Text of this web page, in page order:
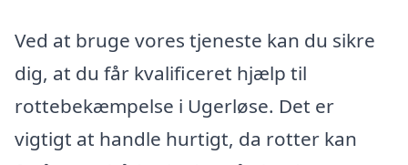
Ved at bruge vores tjeneste kan du sikre
dig, at du får kvalificeret hjælp til
rottebekæmpelse i Ugerløse. Det er
vigtigt at handle hurtigt, da rotter kan